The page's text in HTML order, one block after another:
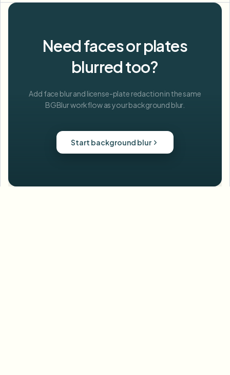
Need faces or plates
blurred too?
Add face blur and license-plate redaction in the same
BGBlur workflow as your background blur.
Start background blur